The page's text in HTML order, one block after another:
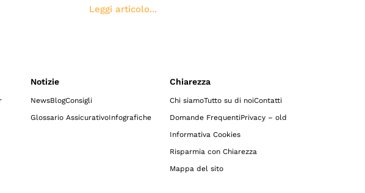
Leggi articolo...
Notizie
NewsBlogConsigli
Glossario AssicurativoInfografiche
Chiarezza
Chi siamoTutto su di noiContatti
Domande FrequentiPrivacy – old
Informativa Cookies
Risparmia con Chiarezza
Mappa del sito